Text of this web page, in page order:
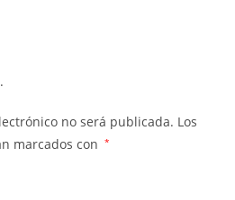
no será publicada. Los
marcados con
*